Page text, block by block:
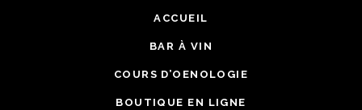
ACCUEIL
BAR À VIN
COURS D’OENOLOGIE
BOUTIQUE EN LIGNE